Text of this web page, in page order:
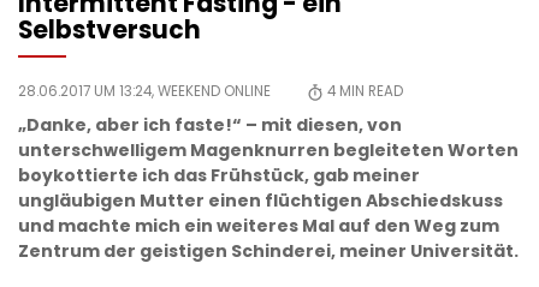
Selbstversuch
28.06.2017 UM 13:24,WEEKEND ONLINE 4 MIN READ
„Danke, aber ich faste!“ – mit diesen, von
unterschwelligem Magenknurren begleiteten Worten
boykottierte ich das Frühstück, gab meiner
ungläubigen Mutter einen flüchtigen Abschiedskuss
und machte mich ein weiteres Mal auf den Weg zum
Zentrum der geistigen Schinderei, meiner Universität.